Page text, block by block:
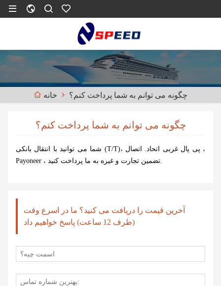
خانه چگونه می توانم به شما پرداخت کنم؟
چگونه می توانم به شما پرداخت کنم؟
شما می توانید با انتقال بانکی (T/T)، پی پال غربی اتحاد. اتصال ،
Payoneer ، تضمین تجارت و غیره به ما پرداخت کنید.
آخرین قیمت را دریافت می کنید؟ ما در اسرع وقت
(ظرف 12 ساعت) پاسخ خواهیم داد